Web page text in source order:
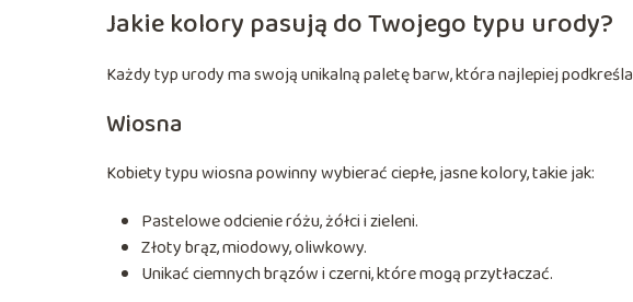
Jakie kolory pasują do Twojego typu urody?
Każdy typ urody ma swoją unikalną paletę barw, która najlepiej
Wiosna
Kobiety typu wiosna powinny wybierać ciepłe, jasne kolory, takie jak:
Pastelowe odcienie różu, żółci i zieleni.
Złoty brąz, miodowy, oliwkowy.
Unikać ciemnych brązów i czerni, które mogą przytłaczać.